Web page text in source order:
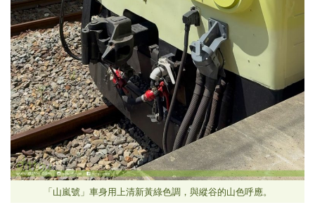
「山嵐號」車身用上清新黃綠色調，與縱谷的山色呼應。